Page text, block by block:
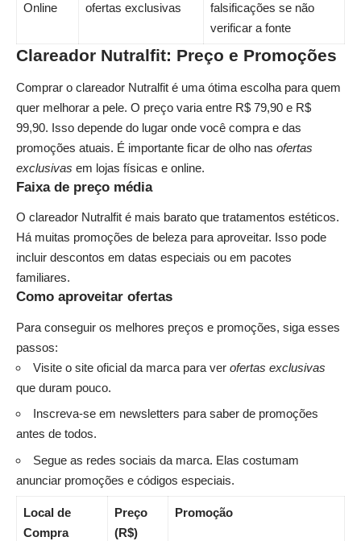
Online
ofertas exclusivas
falsificações se não
verificar a fonte
Clareador Nutralfit: Preço e Promoções
Comprar o clareador Nutralfit é uma ótima escolha para quem
quer melhorar a pele. O preço varia entre R$ 79,90 e R$
99,90. Isso depende do lugar onde você compra e das
promoções atuais. É importante ficar de olho nas ofertas
exclusivas em lojas físicas e online.
Faixa de preço média
O clareador Nutralfit é mais barato que tratamentos estéticos.
Há muitas promoções de beleza para aproveitar. Isso pode
incluir descontos em datas especiais ou em pacotes
familiares.
Como aproveitar ofertas
Para conseguir os melhores preços e promoções, siga esses
passos:
Visite o site oficial da marca para ver ofertas exclusivas
que duram pouco.
Inscreva-se em newsletters para saber de promoções
antes de todos.
Segue as redes sociais da marca. Elas costumam
anunciar promoções e códigos especiais.
Local de
Compra
Preço
(R$)
Promoção